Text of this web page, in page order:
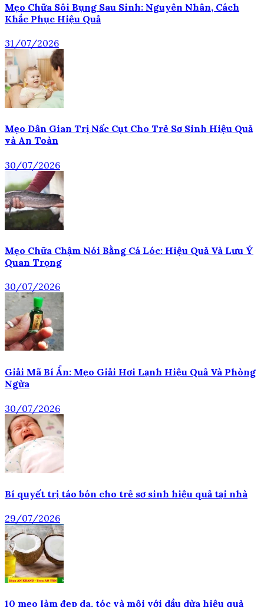
Mẹo Chữa Sôi Bụng Sau Sinh: Nguyên Nhân, Cách
Khắc Phục Hiệu Quả
31/07/2026
Mẹo Dân Gian Trị Nấc Cụt Cho Trẻ Sơ Sinh Hiệu Quả
và An Toàn
30/07/2026
Mẹo Chữa Chậm Nói Bằng Cá Lóc: Hiệu Quả Và Lưu Ý
Quan Trọng
30/07/2026
Giải Mã Bí Ẩn: Mẹo Giải Hơi Lạnh Hiệu Quả Và Phòng
Ngừa
30/07/2026
Bí quyết trị táo bón cho trẻ sơ sinh hiệu quả tại nhà
29/07/2026
10 mẹo làm đẹp da, tóc và môi với dầu dừa hiệu quả